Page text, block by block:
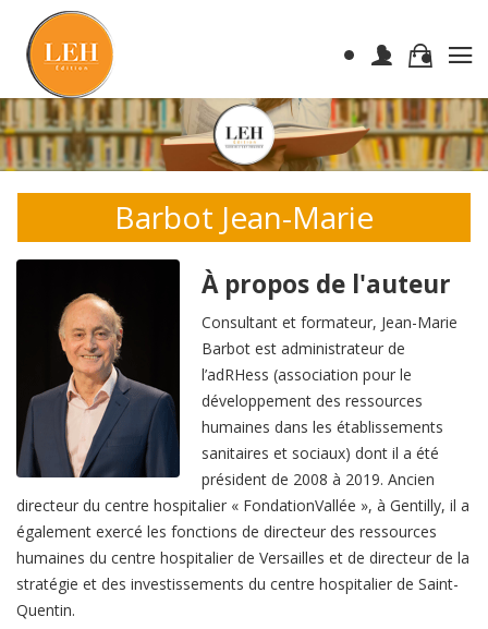
Barbot Jean-Marie
À propos de l'auteur
Consultant et formateur, Jean-Marie
Barbot est administrateur de
l’adRHess (association pour le
développement des ressources
humaines dans les établissements
sanitaires et sociaux) dont il a été
président de 2008 à 2019. Ancien
directeur du centre hospitalier « FondationVallée », à Gentilly, il a
également exercé les fonctions de directeur des ressources
humaines du centre hospitalier de Versailles et de directeur de la
stratégie et des investissements du centre hospitalier de Saint-
Quentin.